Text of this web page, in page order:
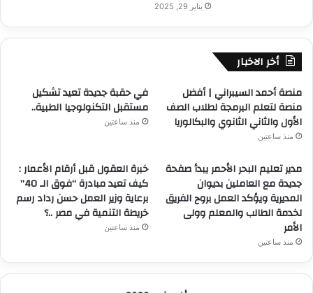
يناير 29, 2025
أخر الاخبار
منصة أحمد السيبراني | أفضل
منصة لتعلم البرمجة لطلاب الصف
الأول والثاني الثانوي والبكالوريا
منذ ساعتين
في حقبة جديدة تعيد تشكيل
مستقبل التكنولوجيا الطبية..
منذ ساعتين
مدير تعليم البحر الأحمر يبدأ صفحة
جديدة مع العاملين بديوان
المديرية ويؤكد العمل بروح الفريق
لخدمة الطالب والمعلم وولى
الأمر
منذ ساعتين
خبرة العقول قبل أرقام الأعمار :
كيف تعيد مبادرة “فوق الـ 40”
برعاية وزير العمل حسن رداد رسم
خريطة التنمية في مصر ..؟
منذ ساعتين